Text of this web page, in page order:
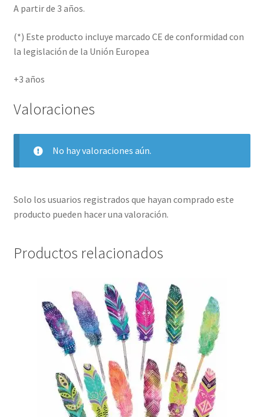
A partir de 3 años.
(*) Este producto incluye marcado CE de conformidad con
la legislación de la Unión Europea
+3 años
Valoraciones
No hay valoraciones aún.
Solo los usuarios registrados que hayan comprado este
producto pueden hacer una valoración.
Productos relacionados